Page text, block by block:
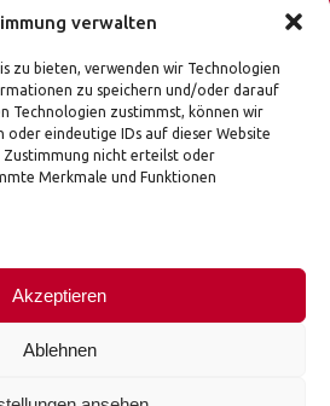
verwalten
zu bieten, verwenden wir Technologien
zu speichern und/oder darauf
Technologien zustimmst, können wir
oder eindeutige IDs auf dieser Website
Zustimmung nicht erteilst oder
Merkmale und Funktionen
Akzeptieren
Ablehnen
den führenden Herstellern
in Europa.
umfasst außer der
und Raumfahrttechnik
Gerätebau.
die gesamte
aus einer Hand an.